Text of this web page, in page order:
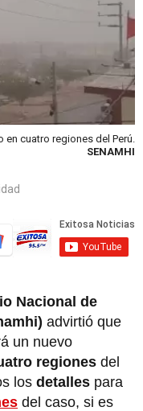
cuatro regiones del Perú.
SENAMHI
Nacional de
advirtió que
un nuevo
regiones del
los detalles para
del caso, si es